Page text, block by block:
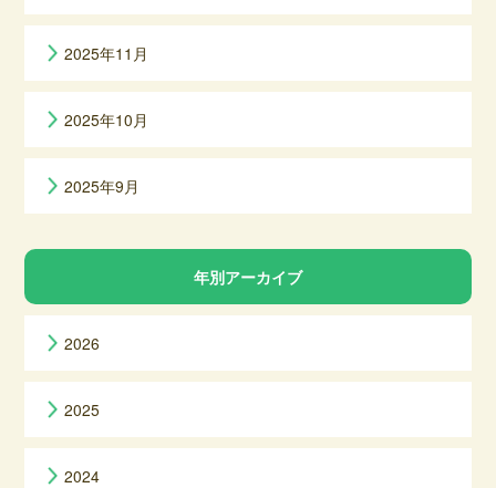
2025年11月
2025年10月
2025年9月
年別アーカイブ
2026
2025
2024